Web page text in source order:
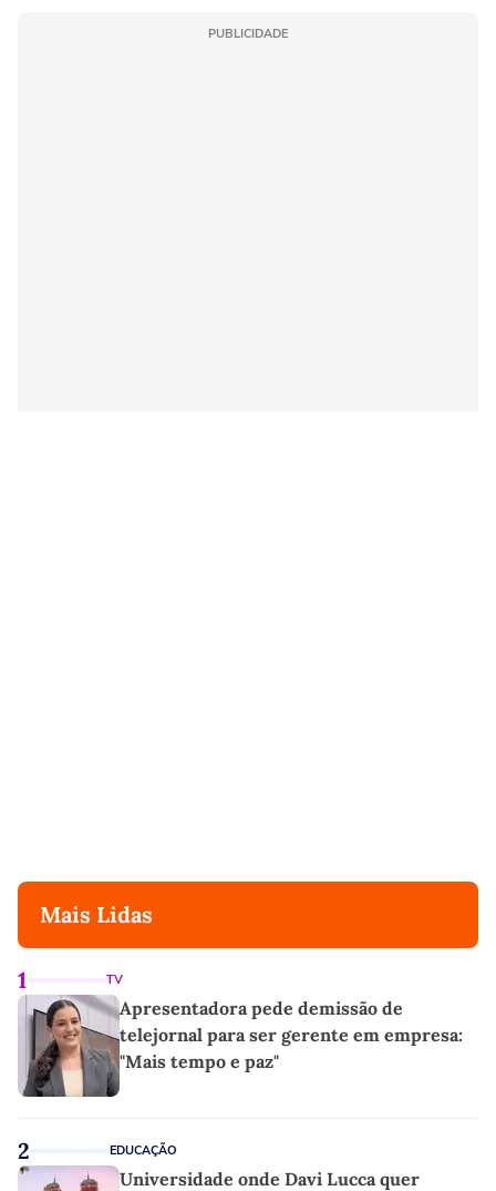
PUBLICIDADE
Mais Lidas
1 TV
Apresentadora pede demissão de
telejornal para ser gerente em empresa:
"Mais tempo e paz"
2 EDUCAÇÃO
Universidade onde Davi Lucca quer